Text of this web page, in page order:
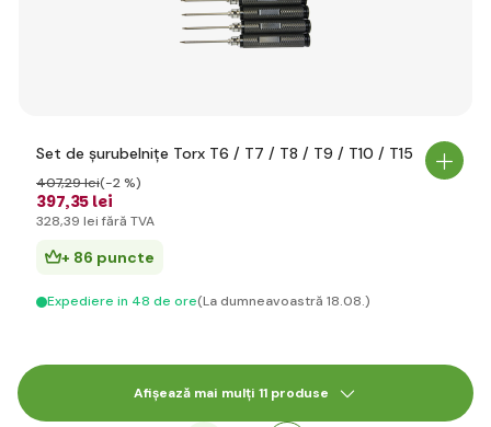
Set de șurubelnițe Torx T6 / T7 / T8 / T9 / T10 / T15
397,35 lei
407,29 lei(-2 %)
328,39 lei fără TVA
+ 86 puncte
Expediere in 48 de ore(La dumneavoastră 18.08.)
Afișează mai mulți 11 produse